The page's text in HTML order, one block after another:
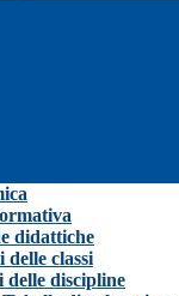
didattiche
delle classi
discipline